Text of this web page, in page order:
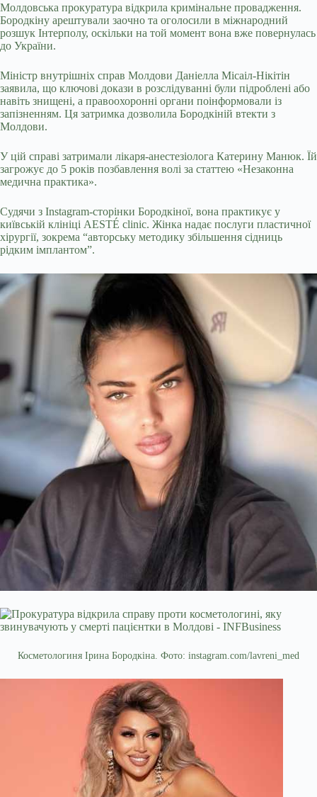
Молдовська прокуратура відкрила кримінальне провадження.
Бородкіну арештували заочно та оголосили в міжнародний
розшук Інтерполу, оскільки на той момент вона вже повернулась
до України.
Міністр внутрішніх справ Молдови Даніелла Місаіл-Нікітін
заявила, що ключові докази в розслідуванні були підроблені або
навіть знищені, а правоохоронні органи поінформовали із
запізненням. Ця затримка дозволила Бородкіній втекти з
Молдови.
У цій справі затримали лікаря-анестезіолога Катерину Манюк. Їй
загрожує до 5 років позбавлення волі за статтею «Незаконна
медична практика».
Судячи з Instagram-сторінки Бородкіної, вона практикує у
київській клініці AESTÉ clinic. Жінка надає послуги пластичної
хірургії, зокрема “авторську методику збільшення сідниць
рідким імплантом”.
Косметологиня Ірина Бородкіна. Фото: instagram.com/lavreni_med